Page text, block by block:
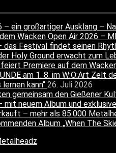
ein großartiger Ausklang –
Wacken Open Air 2026 –
Festival findet seinen
Holy Ground erwacht zum
Premiere auf dem
am 1. 8. im W:O:Art
kann“ 26. Juli 2026
gemeinsam den Gießener
mit neuem Album und
– mehr als 85.000
Album „When The